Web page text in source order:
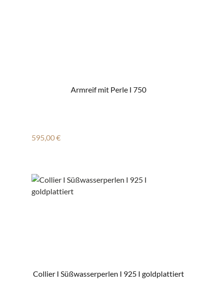
Armreif mit Perle I 750
Regulärer Preis:
595,00 €
Collier I Süßwasserperlen I 925 I goldplattiert